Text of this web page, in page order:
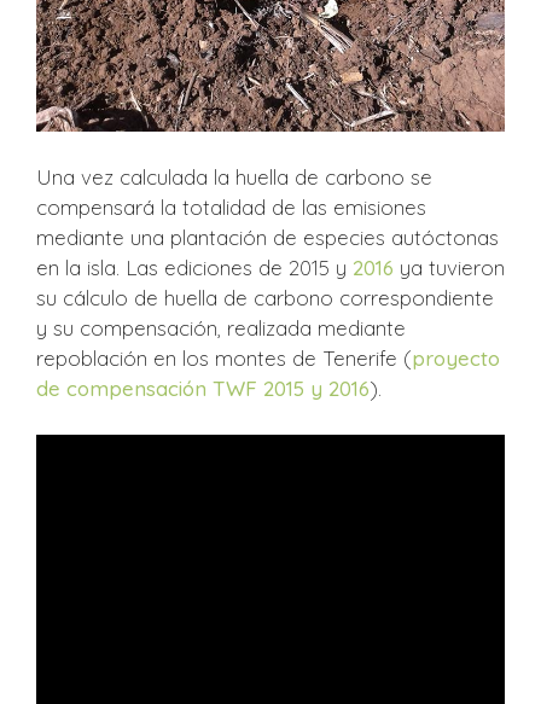
Una vez calculada la huella de carbono se
compensará la totalidad de las emisiones
mediante una plantación de especies autóctonas
en la isla. Las ediciones de 2015 y 2016 ya tuvieron
su cálculo de huella de carbono correspondiente
y su compensación, realizada mediante
repoblación en los montes de Tenerife (proyecto
de compensación TWF 2015 y 2016).